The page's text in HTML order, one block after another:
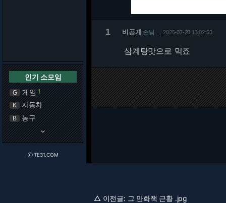
인기 소모임
G 게임 1
K 자동차
B 농구
keyboard_arrow_down
ⓒ TE31.COM
1 비공개 손님 2025-07-20 13:02:53
삼계탕맛으로 먹죠
△ 이전글: 그 만화책 근황 .jpg